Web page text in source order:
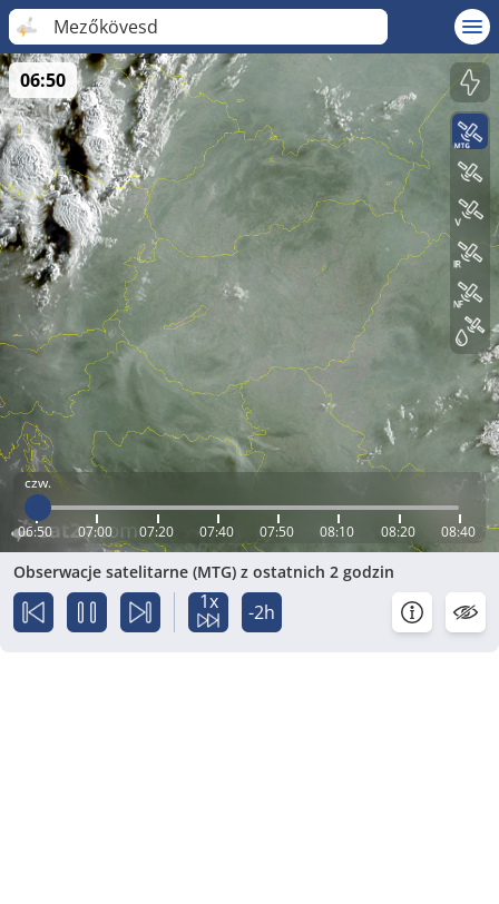
Mezőkövesd
czw.
06:50 07:00 07:20 07:40 07:50 08:10 08:20 08:40
06:50
Obserwacje satelitarne (MTG) z ostatnich 2 godzin
1x -2h